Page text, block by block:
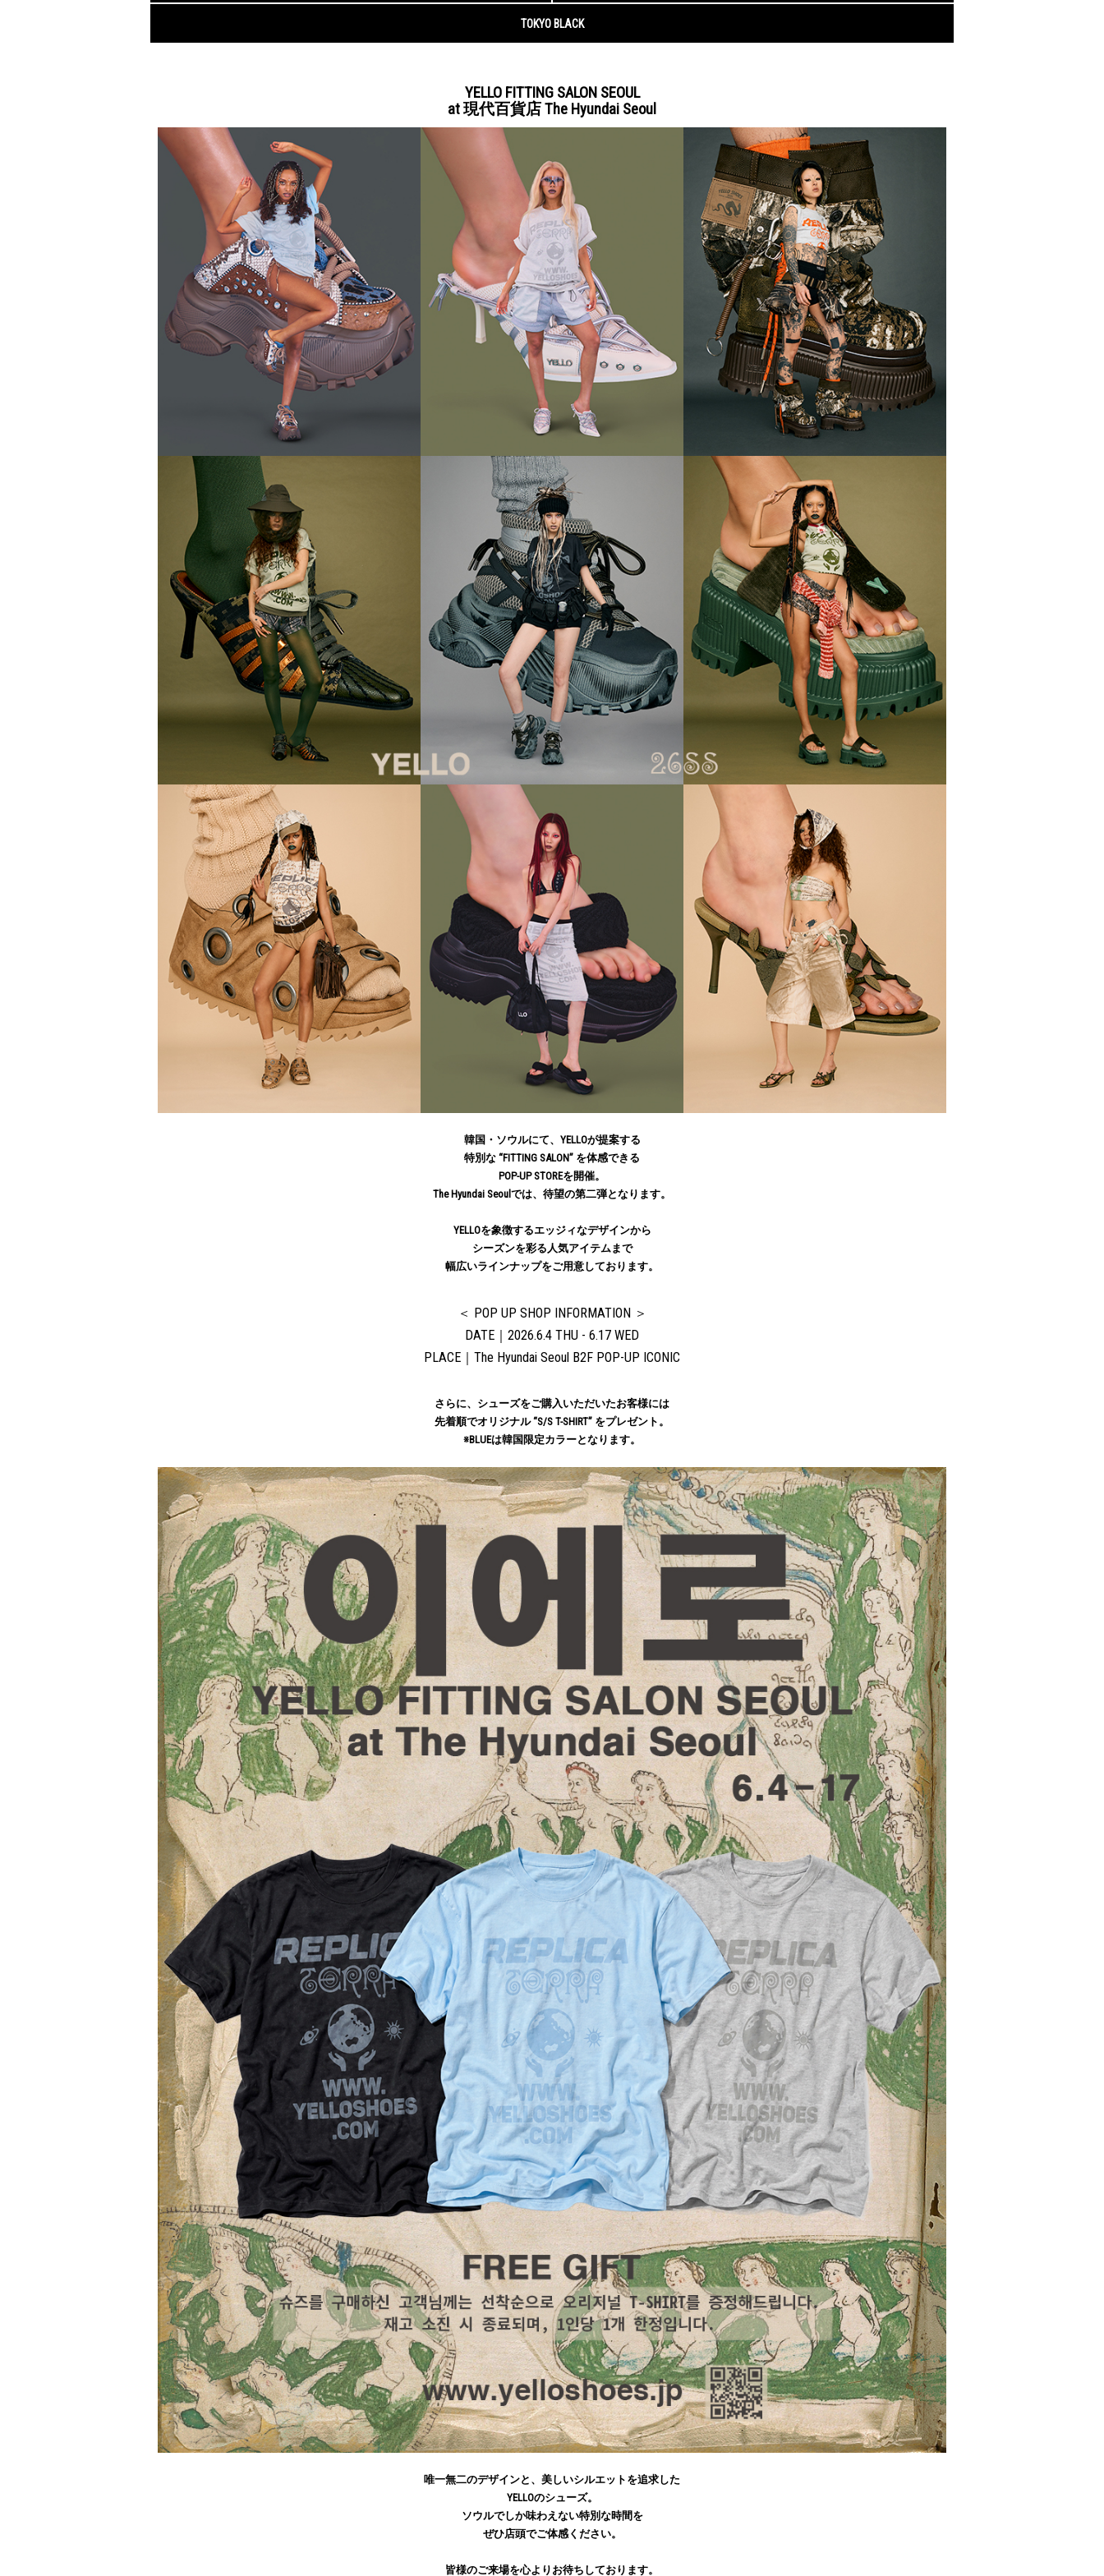
YELLO FITTING SALON SEOUL
at 現代百貨店 The Hyundai Seoul
韓国・ソウルにて、YELLOが提案する
特別な “FITTING SALON” を体感できる
POP-UP STOREを開催。
The Hyundai Seoulでは、待望の第二弾となります。
YELLOを象徴するエッジィなデザインから
シーズンを彩る人気アイテムまで
幅広いラインナップをご用意しております。
＜ POP UP SHOP INFORMATION ＞
DATE｜2026.6.4 THU - 6.17 WED
PLACE｜The Hyundai Seoul B2F POP-UP ICONIC
さらに、シューズをご購入いただいたお客様には
先着順でオリジナル “S/S T-SHIRT” をプレゼント。
※BLUEは韓国限定カラーとなります。
唯一無二のデザインと、美しいシルエットを追求した
YELLOのシューズ。
ソウルでしか味わえない特別な時間を
ぜひ店頭でご体感ください。
皆様のご来場を心よりお待ちしております。